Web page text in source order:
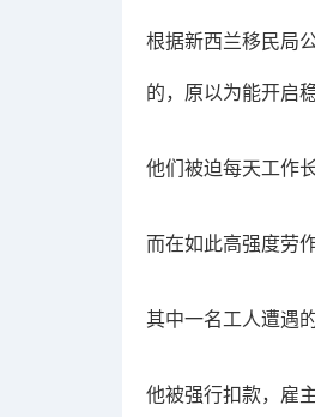
根据新西兰移民局
的，原以为能开启
他们被迫每天工作
而在如此高强度劳
其中一名工人遭遇
他被强行扣款，雇